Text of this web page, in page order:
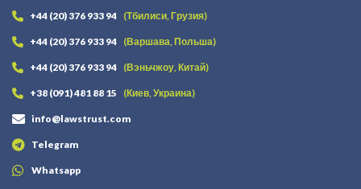
+44 (20) 376 933 94 (Тбилиси, Грузия)
+44 (20) 376 933 94 (Варшава, Польша)
+44 (20) 376 933 94 (Вэньчжоу, Китай)
+38 (091) 481 88 15 (Киев, Украина)
info@lawstrust.com
Telegram
Whatsapp